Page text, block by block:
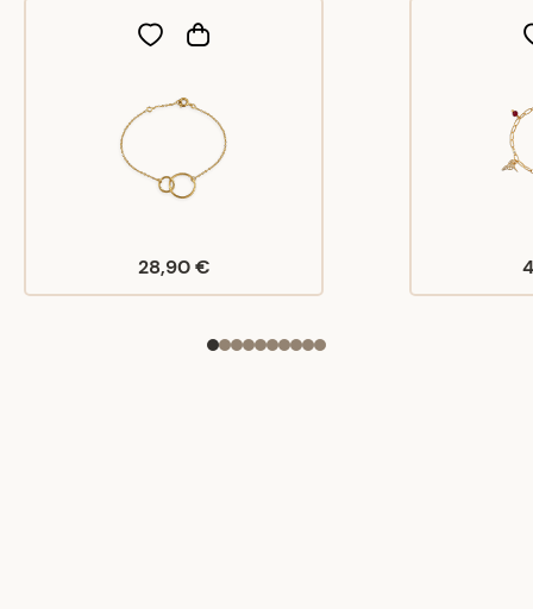
28,90 €